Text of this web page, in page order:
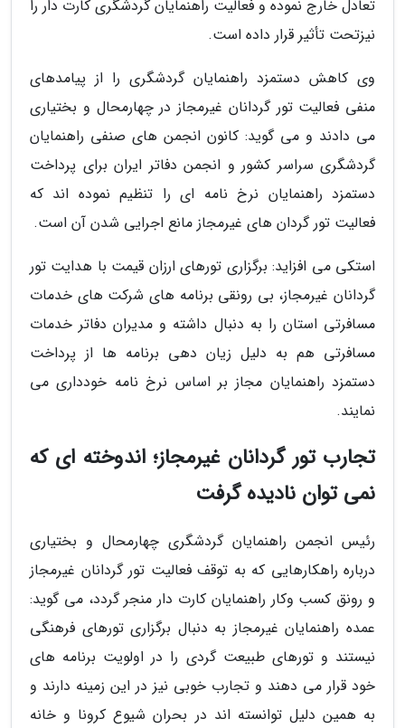
تعادل خارج نموده و فعالیت راهنمایان گردشگری کارت دار را
نیزتحت تأثیر قرار داده است.
وی کاهش دستمزد راهنمایان گردشگری را از پیامدهای
منفی فعالیت تور گردانان غیرمجاز در چهارمحال و بختیاری
می دادند و می گوید: کانون انجمن های صنفی راهنمایان
گردشگری سراسر کشور و انجمن دفاتر ایران برای پرداخت
دستمزد راهنمایان نرخ نامه ای را تنظیم نموده اند که
فعالیت تور گردان های غیرمجاز مانع اجرایی شدن آن است.
استکی می افزاید: برگزاری تورهای ارزان قیمت با هدایت تور
گردانان غیرمجاز، بی رونقی برنامه های شرکت های خدمات
مسافرتی استان را به دنبال داشته و مدیران دفاتر خدمات
مسافرتی هم به دلیل زیان دهی برنامه ها از پرداخت
دستمزد راهنمایان مجاز بر اساس نرخ نامه خودداری می
نمایند.
تجارب تور گردانان غیرمجاز؛ اندوخته ای که
نمی توان نادیده گرفت
رئیس انجمن راهنمایان گردشگری چهارمحال و بختیاری
درباره راهکارهایی که به توقف فعالیت تور گردانان غیرمجاز
و رونق کسب وکار راهنمایان کارت دار منجر گردد، می گوید:
عمده راهنمایان غیرمجاز به دنبال برگزاری تورهای فرهنگی
نیستند و تورهای طبیعت گردی را در اولویت برنامه های
خود قرار می دهند و تجارب خوبی نیز در این زمینه دارند و
به همین دلیل توانسته اند در بحران شیوع کرونا و خانه